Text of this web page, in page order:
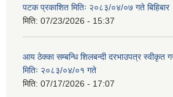
पटक प्रकाशित मितिः २०८३/०४/०७ गते बिहिबार
मिति: 07/23/2026 - 15:37
आय ठेक्का सम्बन्धि शिलबन्दी दरभाउपत्र स्वीकृत
मितिः २०८३/०४/०१ गते
मिति: 07/17/2026 - 17:07